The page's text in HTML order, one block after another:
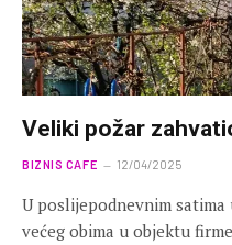
Veliki požar
BIZNIS CAFE 12/04/2025
U poslijepodnevnim
većeg obima u objektu